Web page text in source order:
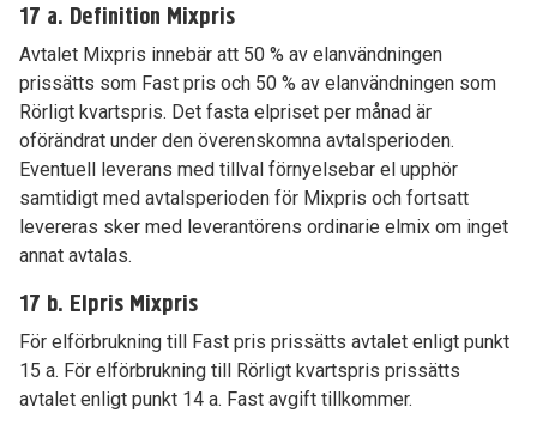
17 a. Definition Mixpris
Avtalet Mixpris innebär att 50 % av elanvändningen
prissätts som Fast pris och 50 % av elanvändningen som
Rörligt kvartspris. Det fasta elpriset per månad är
oförändrat under den överenskomna avtalsperioden.
Eventuell leverans med tillval förnyelsebar el upphör
samtidigt med avtalsperioden för Mixpris och fortsatt
levereras sker med leverantörens ordinarie elmix om inget
annat avtalas.
17 b. Elpris Mixpris
För elförbrukning till Fast pris prissätts avtalet enligt punkt
15 a. För elförbrukning till Rörligt kvartspris prissätts
avtalet enligt punkt 14 a. Fast avgift tillkommer.